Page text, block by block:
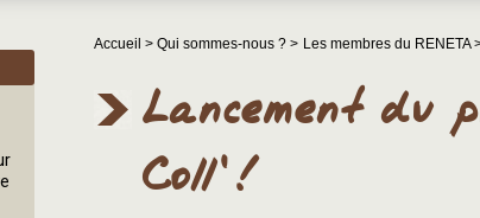
Accueil > Qui sommes-nous ? > Les membres du RENETA
Lancement du
Coll' !